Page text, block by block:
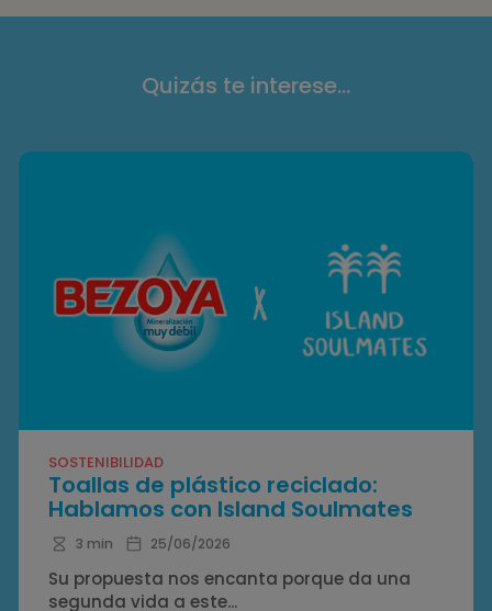
Quizás te interese...
SOSTENIBILIDAD
Toallas de plástico reciclado:
Hablamos con Island Soulmates
3 min 25/06/2026
Su propuesta nos encanta porque da una
segunda vida a este...